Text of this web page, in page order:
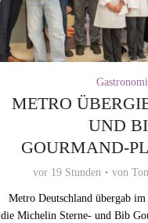
METRO
UND
vor 19 Stunden von
Metro Deutschland übergab
die Michelin Sterne- und Bib